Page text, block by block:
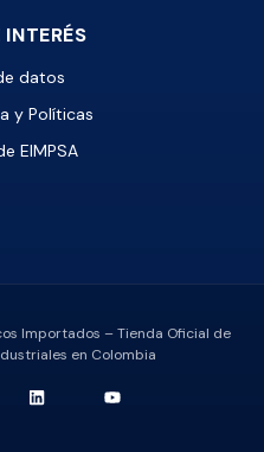
INTERÉS
datos
y Políticas
EIMPSA
Importados – Tienda Oficial de
en Colombia